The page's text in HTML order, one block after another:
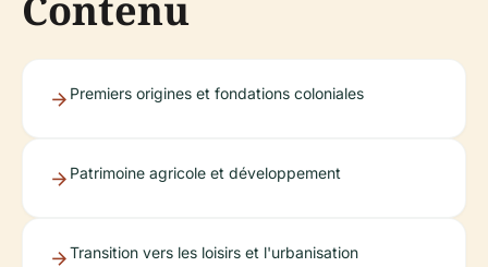
Premiers origines et fondations coloniales
Patrimoine agricole et développement
Transition vers les loisirs et l'urbanisation